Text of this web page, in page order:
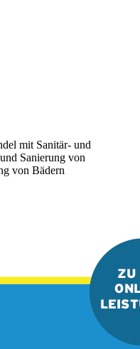
mit Sanitär- und
Sanierung von
von Bädern